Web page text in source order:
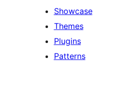
Showcase
Themes
Plugins
Patterns